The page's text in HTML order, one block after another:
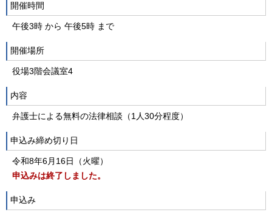
開催時間
午後3時 から 午後5時 まで
開催場所
役場3階会議室4
内容
弁護士による無料の法律相談（1人30分程度）
申込み締め切り日
令和8年6月16日（火曜）
申込みは終了しました。
申込み